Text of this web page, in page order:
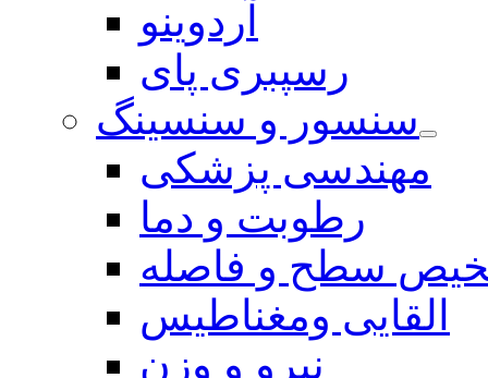
آردوینو
رسپبری پای
سنسور و سنسینگ
مهندسی پزشکی
رطوبت و دما
سطح و فاصله
القایی ومغناطیس
نیرو و وزن